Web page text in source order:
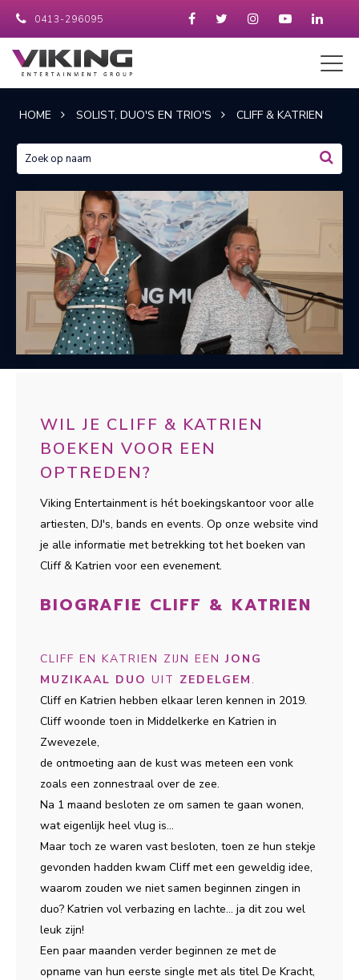
0413-296095
HOME SOLIST, DUO'S EN TRIO'S CLIFF & KATRIEN
WIL JE CLIFF & KATRIEN
BOEKEN VOOR EEN
OPTREDEN?
Viking Entertainment is hét boekingskantoor voor alle
artiesten, DJ's, bands en events. Op onze website vind
je alle informatie met betrekking tot het boeken van
Cliff & Katrien voor een evenement.
BIOGRAFIE CLIFF & KATRIEN
CLIFF EN KATRIEN ZIJN EENJONG
MUZIKAAL DUO UIT ZEDELGEM.
Cliff en Katrien hebben elkaar leren kennen in 2019.
Cliff woonde toen in Middelkerke en Katrien in
Zwevezele,
de ontmoeting aan de kust was meteen een vonk
zoals een zonnestraal over de zee.
Na 1 maand besloten ze om samen te gaan wonen,
wat eigenlijk heel vlug is...
Maar toch ze waren vast besloten, toen ze hun stekje
gevonden hadden kwam Cliff met een geweldig idee,
waarom zouden we niet samen beginnen zingen in
duo? Katrien vol verbazing en lachte... ja dit zou wel
leuk zijn!
Een paar maanden verder beginnen ze met de
opname van hun eerste single met als titel De Kracht,